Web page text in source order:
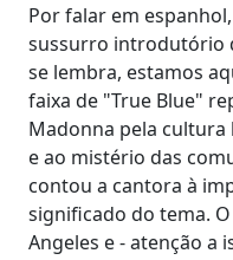
Por falar em
sussurro introdutório
se lembra, estamos
faixa de "True Blue"
Madonna pela cultura
e ao mistério das
contou a cantora à
significado do tema.
Angeles e - atenção a